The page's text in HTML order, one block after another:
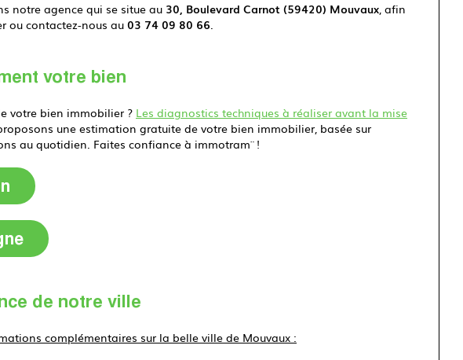
notre agence qui se situe au 30, Boulevard Carnot (59420) Mouvaux, afin
ou contactez-nous au03 74 09 80 66.
votre bien
votre bien immobilier ? Les diagnostics techniques à réaliser avant la mise
une estimation gratuite de votre bien immobilier, basée sur
au quotidien. Faites confiance à immotram¨ !
de notre ville
complémentaires sur la belle ville de Mouvaux :